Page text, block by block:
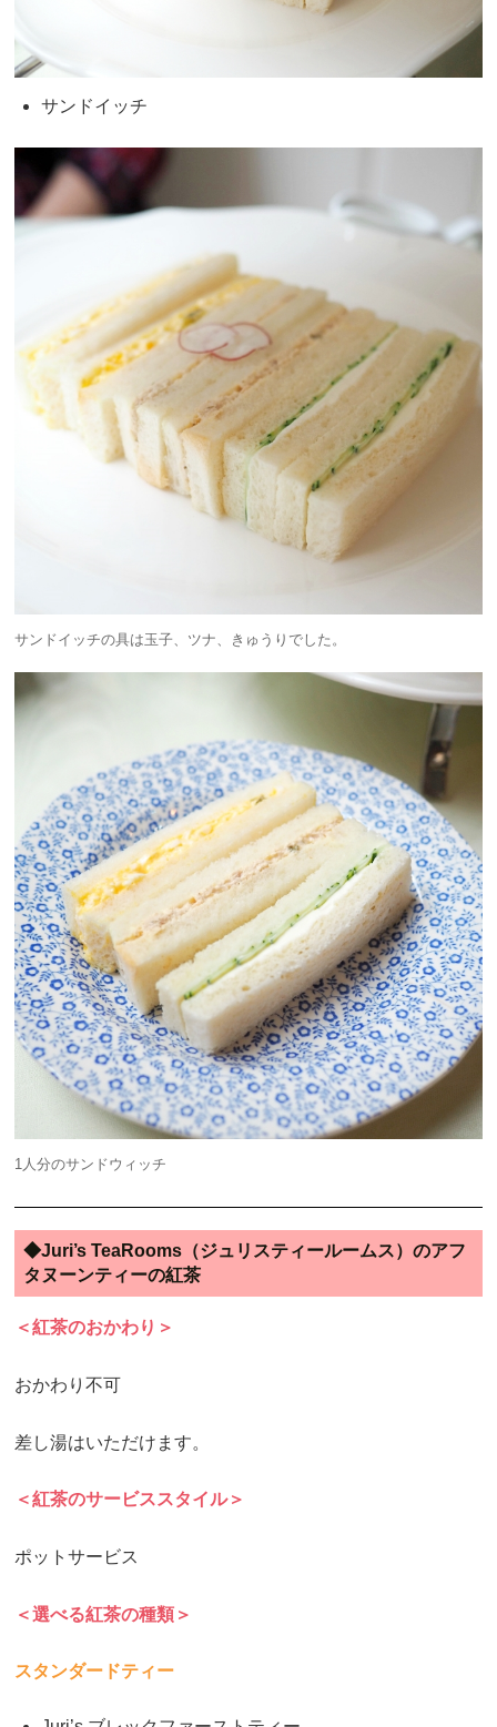
サンドイッチ
サンドイッチの具は玉子、ツナ、きゅうりでした。
1人分のサンドウィッチ
◆Juri’s TeaRooms（ジュリスティールームス）のアフ
タヌーンティーの紅茶
＜紅茶のおかわり＞
おかわり不可
差し湯はいただけます。
＜紅茶のサービススタイル＞
ポットサービス
＜選べる紅茶の種類＞
スタンダードティー